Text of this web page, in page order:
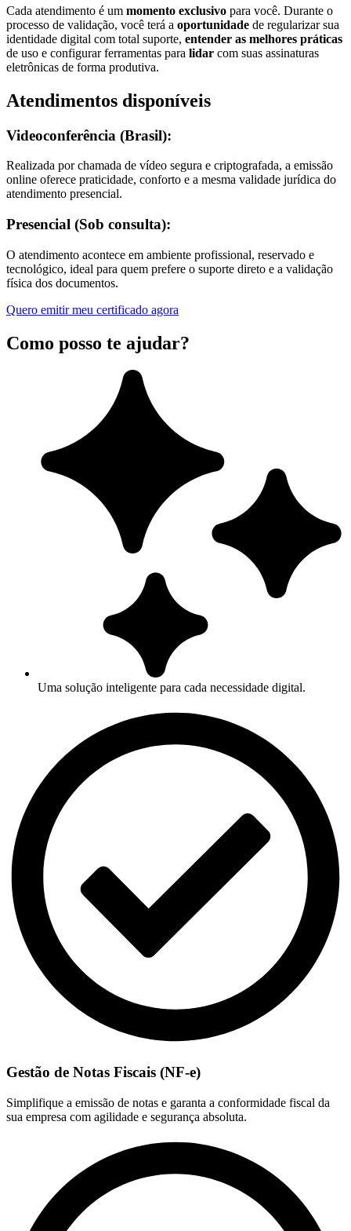
Cada atendimento é um momento exclusivo para você. Durante o
processo de validação, você terá a oportunidade de regularizar sua
identidade digital com total suporte, entender as melhores práticas
de uso e configurar ferramentas para lidar com suas assinaturas
eletrônicas de forma produtiva.
Atendimentos disponíveis
Videoconferência (Brasil):
Realizada por chamada de vídeo segura e criptografada, a emissão
online oferece praticidade, conforto e a mesma validade jurídica do
atendimento presencial.
Presencial (Sob consulta):
O atendimento acontece em ambiente profissional, reservado e
tecnológico, ideal para quem prefere o suporte direto e a validação
física dos documentos.
Quero emitir meu certificado agora
Como posso te ajudar?
Uma solução inteligente para cada necessidade digital.
Gestão de Notas Fiscais (NF-e)
Simplifique a emissão de notas e garanta a conformidade fiscal da
sua empresa com agilidade e segurança absoluta.